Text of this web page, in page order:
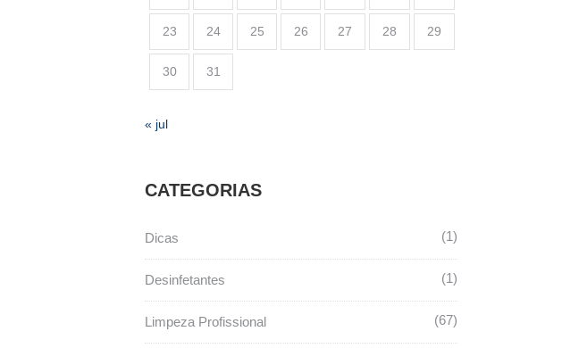
23 24 25 26 27 28 29
30 31
« jul
CATEGORIAS
Dicas 1
Desinfetantes 1
Limpeza Profissional 67